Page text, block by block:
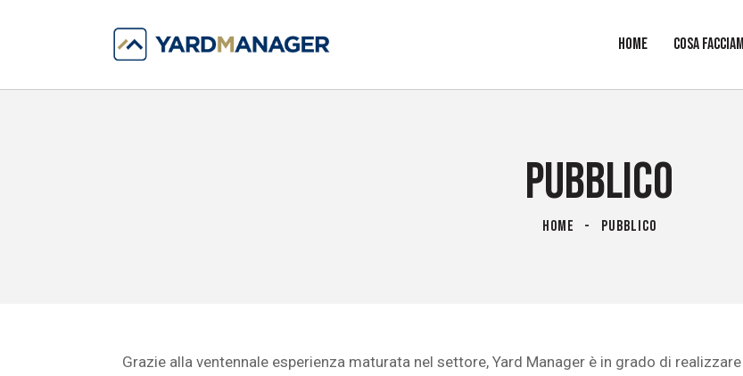
HOME COSA
PUBBLICO
HOME PUBBLICO
Grazie alla ventennale esperienza maturata nel settore, Yard Manager è in grado di